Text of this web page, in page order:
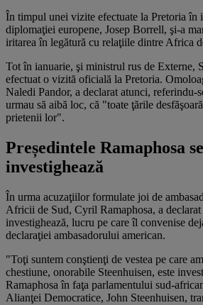
În timpul unei vizite efectuate la Pretoria în
diplomaţiei europene, Josep Borrell, şi-a
iritarea în legătură cu relaţiile dintre Africa
Tot în ianuarie, şi ministrul rus de Externe,
efectuat o vizită oficială la Pretoria.
Naledi Pandor, a declarat atunci, referindu-
urmau să aibă loc, că "toate ţările
prietenii lor".
Președintele Ramaphosa
investighează
În urma acuzaţiilor formulate joi de
Africii de Sud, Cyril Ramaphosa, a
investighează, lucru pe care îl convenise
declaraţiei ambasadorului american.
"Toţi suntem conştienţi de vestea pe care
chestiune, onorabile Steenhuisen, este
Ramaphosa în faţa parlamentului sud-
Alianţei Democratice, John Steenhuisen,